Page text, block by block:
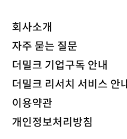
회사소개
자주 묻는 질문
더밀크 기업구독 안내
더밀크 리서치 서비스 안
이용약관
개인정보처리방침